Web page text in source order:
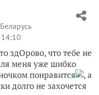
Беларусь
здОрово, что тебе не
меня уже шибко
понравится
, а
долго не захочется